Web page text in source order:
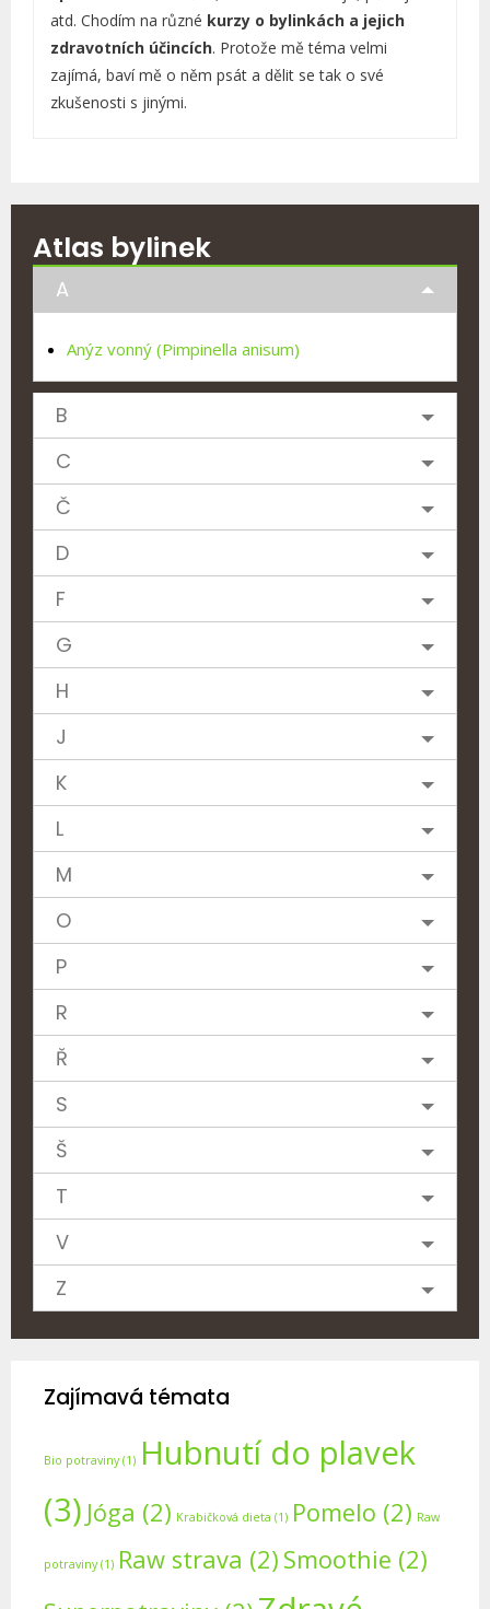
atd. Chodím na různé kurzy o bylinkách a jejich
zdravotních účincích. Protože mě téma velmi
zajímá, baví mě o něm psát a dělit se tak o své
zkušenosti s jinými.
Atlas bylinek
A
Anýz vonný (Pimpinella anisum)
B
C
Č
D
F
G
H
J
K
L
M
O
P
R
Ř
S
Š
T
V
Z
Zajímavá témata
Bio potraviny(1) Hubnutí do plavek
(3) Jóga (2) Krabičková dieta (1) Pomelo (2) Raw
potraviny(1) Raw strava (2) Smoothie (2)